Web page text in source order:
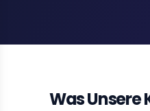
Was Unsere